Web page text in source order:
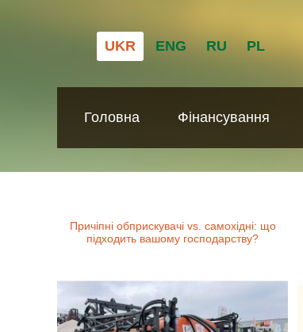
UKR ENG RU PL
Головна Фінансування
Причіпні обприскувачі vs. самохідні: що
підходить вашому господарству?